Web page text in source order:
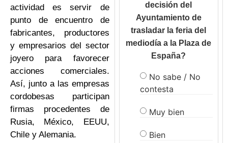
actividad es servir de
punto de encuentro de
fabricantes, productores
y empresarios del sector
joyero para favorecer
acciones comerciales.
Así, junto a las empresas
cordobesas participan
firmas procedentes de
Rusia, México, EEUU,
Chile y Alemania.
decisión del
Ayuntamiento de
trasladar la feria del
mediodía a la Plaza de
España?
No sabe / No
contesta
Muy bien
Bien